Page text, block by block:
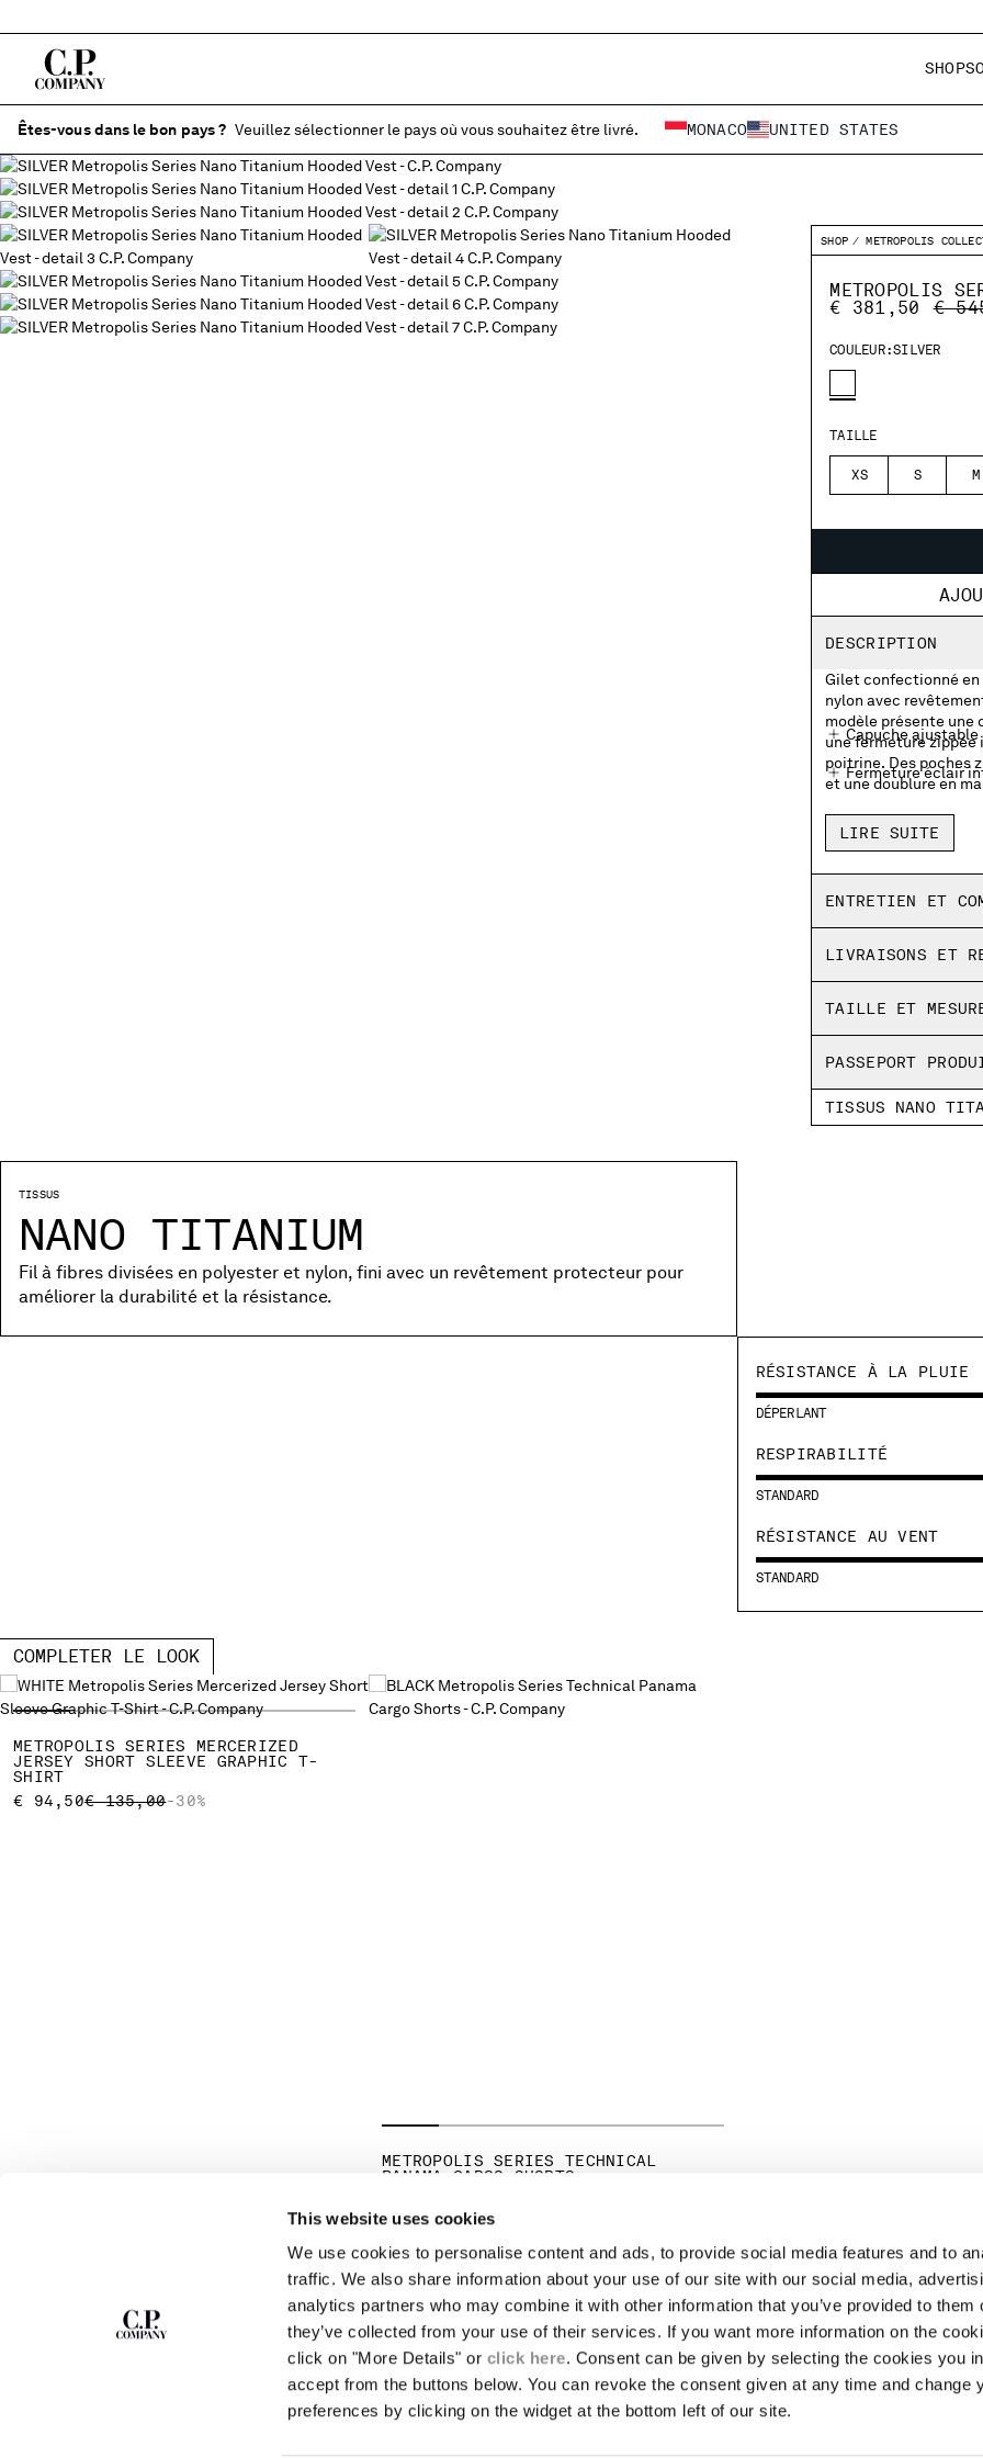
This website uses cookies
We use cookies to personalise content and ads, to provide social media features and to
traffic. We also share information about your use of our site with our social media,
analytics partners who may combine it with other information that you’ve provided to them
they’ve collected from your use of their services. If you want more information on the
click on "More Details" or click here. Consent can be given by selecting the cookies you
accept from the buttons below. You can revoke the consent given at any time and change
preferences by clicking on the widget at the bottom left of our site.
SHOP
Êtes-vous dans le bon pays ? Veuillez sélectionner le pays où vous souhaitez être livré. MONACO UNITED STATES
SHOP METROPOLIS
METROPOLIS
€ 381,50
€
COULEUR:SILVER
TAILLE
XS S M
DESCRIPTION
Gilet confectionné en
nylon avec
modèle présente une
une fermeture zippée
poitrine. Des poches
et une doublure en
Capuche
Fermeture éclair
Écusson logo
Poches latérales
Doublure en maille
Coupe classique
LIRE SUITE
ENTRETIEN ET
LIVRAISONS ET
TAILLE ET
PASSEPORT
TISSUS NANO
TISSUS
NANO TITANIUM
Fil à fibres divisées en polyester et nylon, fini avec un revêtement protecteur pour
améliorer la durabilité et la résistance.
RÉSISTANCE À LA PLUIE
DÉPERLANT
RESPIRABILITÉ
STANDARD
RÉSISTANCE AU VENT
STANDARD
COMPLETER LE LOOK
METROPOLIS SERIES MERCERIZED
JERSEY SHORT SLEEVE GRAPHIC T-
SHIRT
€ 94,50PRICE REDUCED FROM
€ 135,00TO
-30%
METROPOLIS SERIES TECHNICAL
PANAMA CARGO SHORTS
S'ABONNER À LA
NEWSLETTER
Rejoins notre communauté et accède à des
contenus exclusifs, des avant-premières et des
offres spéciales. Pour toi, 10 % de réduction sur
ABOUT
NOTRE HISTOIRE
TEINTURE EN PIÈCE
DES VÊTEMENTS EMBLÉMATIQUES
CERTIFICATION DES LENTILLES
CARRIÈRES
JURIDIQUE
LIVRAISON
CONDITIONS GÉNÉRALES DE VENTE
RETOURS
PAIEMENT ET SÉCURITÉ
CONDITIONS GÉNÉRALES D'UTILISATION